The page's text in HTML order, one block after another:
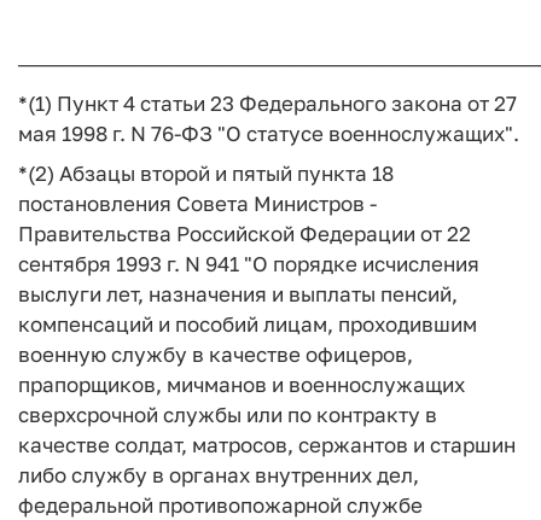
*(1) Пункт 4 статьи 23 Федерального закона от 27
мая 1998 г. N 76-ФЗ "О статусе военнослужащих".
*(2) Абзацы второй и пятый пункта 18
постановления Совета Министров -
Правительства Российской Федерации от 22
сентября 1993 г. N 941 "О порядке исчисления
выслуги лет, назначения и выплаты пенсий,
компенсаций и пособий лицам, проходившим
военную службу в качестве офицеров,
прапорщиков, мичманов и военнослужащих
сверхсрочной службы или по контракту в
качестве солдат, матросов, сержантов и старшин
либо службу в органах внутренних дел,
федеральной противопожарной службе